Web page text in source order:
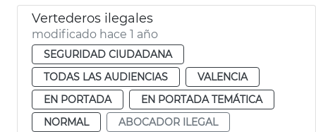
Vertederos ilegales
modificado hace 1 año
SEGURIDAD CIUDADANA
TODAS LAS AUDIENCIAS
VALENCIA
EN PORTADA
EN PORTADA TEMÁTICA
NORMAL
ABOCADOR ILEGAL